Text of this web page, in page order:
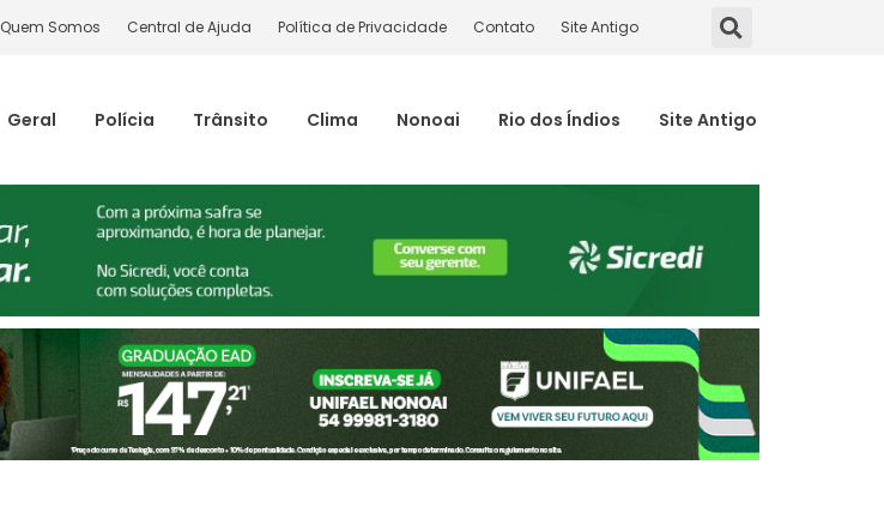
Quem Somos Central de Ajuda Política de Privacidade Contato Site Antigo
Geral Polícia Trânsito Clima Nonoai Rio dos Índios Site Antigo